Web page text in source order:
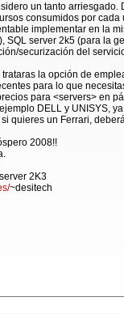
un tanto arriesgado.
consumidos por cada
implementar en la
SQL server 2k5 (para la
securización del
la opción de
para lo que
para <servers> en
DELL y UNISYS,
quieres un Ferrari,
2008!!
2K3
~desitech